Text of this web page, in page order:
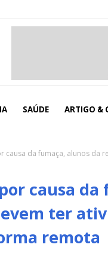
SAÚDE ARTIGO &
causa da fumaça, alunos da
causa
ter
remota